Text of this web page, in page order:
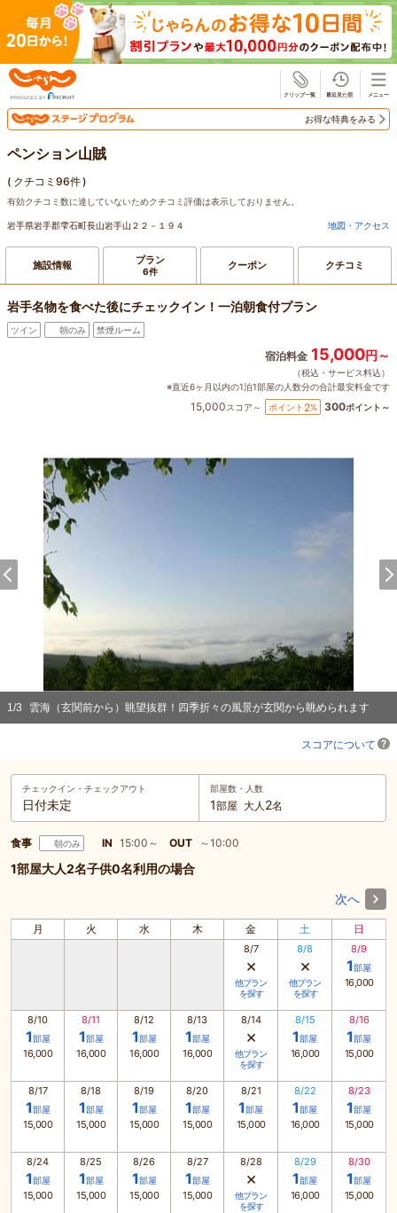
お得な特典をみる
ペンション山賊
( クチコミ96件)
有効クチコミ数に達していないためクチコミ評価は表示しておりません。
岩手県岩手郡雫石町長山岩手山２２－１９４ 地図・アクセス
施設情報 プラン
6件 クーポン クチコミ
岩手名物を食べた後にチェックイン！一泊朝食付プラン
ツイン 朝のみ 禁煙ルーム
宿泊料金 15,000円～
（税込・サービス料込）
※直近6ヶ月以内の1泊1部屋の人数分の合計最安料金です
15,000スコア～ ポイント 2% 300ポイント～
1/3 雲海（玄関前から）眺望抜群！四季折々の風景が玄関から眺められます
スコアについて
チェックイン・ チェックアウト
日付未定
部屋数・人数
1部屋 大人 2名
食事 朝のみ IN 15:00～ OUT ～10:00
1部屋大人2名子供0名利用の場合
次へ
月 火 水 木 金 土 日
8/7
×
他プラン
を探す
8/8
×
他プラン
を探す
8/9
1部屋
16,000
8/10
1部屋
16,000
8/11
1部屋
16,000
8/12
1部屋
16,000
8/13
1部屋
16,000
8/14
×
他プラン
を探す
8/15
1部屋
16,000
8/16
1部屋
15,000
8/17
1部屋
15,000
8/18
1部屋
15,000
8/19
1部屋
15,000
8/20
1部屋
15,000
8/21
1部屋
15,000
8/22
1部屋
16,000
8/23
1部屋
15,000
8/24
1部屋
15,000
8/25
1部屋
15,000
8/26
1部屋
15,000
8/27
1部屋
15,000
8/28
×
他プラン
を探す
8/29
1部屋
16,000
8/30
1部屋
15,000